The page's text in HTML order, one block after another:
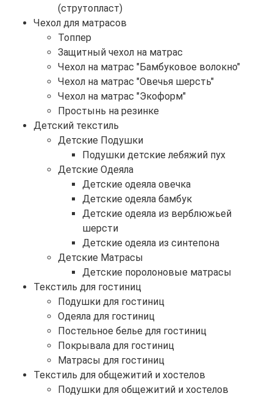
(струтопласт)
Чехол для матрасов
Топпер
Защитный чехол на матрас
Чехол на матрас "Бамбуковое волокно"
Чехол на матрас "Овечья шерсть"
Чехол на матрас "Экоформ"
Простынь на резинке
Детский текстиль
Детские Подушки
Подушки детские лебяжий пух
Детские Одеяла
Детские одеяла овечка
Детские одеяла бамбук
Детские одеяла из верблюжьей
шерсти
Детские одеяла из синтепона
Детские Матрасы
Детские поролоновые матрасы
Текстиль для гостиниц
Подушки для гостиниц
Одеяла для гостиниц
Постельное белье для гостиниц
Покрывала для гостиниц
Матрасы для гостиниц
Текстиль для общежитий и хостелов
Подушки для общежитий и хостелов